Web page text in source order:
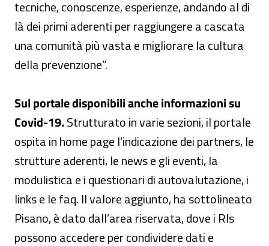
tecniche, conoscenze, esperienze, andando al di
là dei primi aderenti per raggiungere a cascata
una comunità più vasta e migliorare la cultura
della prevenzione”.
Sul portale disponibili anche informazioni su
Covid-19.Strutturato in varie sezioni, il portale
ospita in home page l’indicazione dei partners, le
strutture aderenti, le news e gli eventi, la
modulistica e i questionari di autovalutazione, i
links e le faq. Il valore aggiunto, ha sottolineato
Pisano, è dato dall’area riservata, dove i Rls
possono accedere per condividere dati e